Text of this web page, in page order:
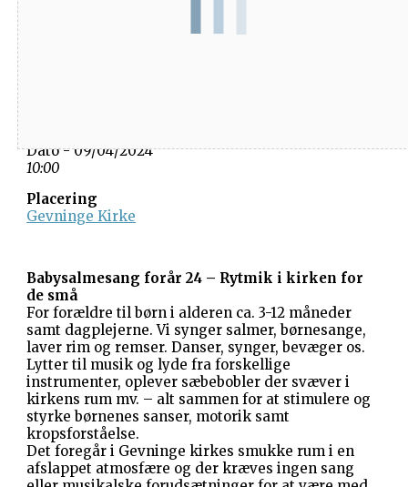
Dato - 09/04/2024
10:00
Placering
Gevninge Kirke
Babysalmesang forår 24 – Rytmik i kirken for
de små
For forældre til børn i alderen ca. 3-12 måneder
samt dagplejerne. Vi synger salmer, børnesange,
laver rim og remser. Danser, synger, bevæger os.
Lytter til musik og lyde fra forskellige
instrumenter, oplever sæbebobler der svæver i
kirkens rum mv. – alt sammen for at stimulere og
styrke børnenes sanser, motorik samt
kropsforståelse.
Det foregår i Gevninge kirkes smukke rum i en
afslappet atmosfære og der kræves ingen sang